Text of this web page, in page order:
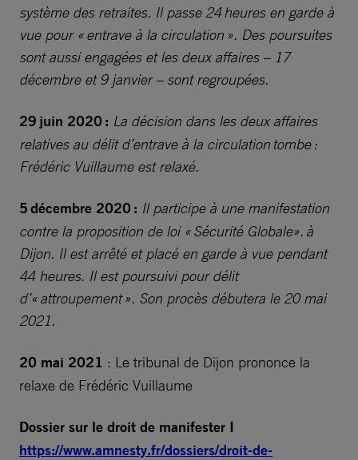
système des retraites. Il passe 24 heures en garde à
vue pour « entrave à la circulation ». Des poursuites
sont aussi engagées et les deux affaires – 17
décembre et 9 janvier – sont regroupées.
29 juin 2020 : La décision dans les deux affaires
relatives au délit d’entrave à la circulation tombe :
Frédéric Vuillaume est relaxé.
5 décembre 2020 : Il participe à une manifestation
contre la proposition de loi « Sécurité Globale». à
Dijon. Il est arrêté et placé en garde à vue pendant
44 heures. Il est poursuivi pour délit
d’« attroupement ». Son procès débutera le 20 mai
2021.
20 mai 2021 : Le tribunal de Dijon prononce la
relaxe de Frédéric Vuillaume
Dossier sur le droit de manifester I
https://www.amnesty.fr/dossiers/droit-de-